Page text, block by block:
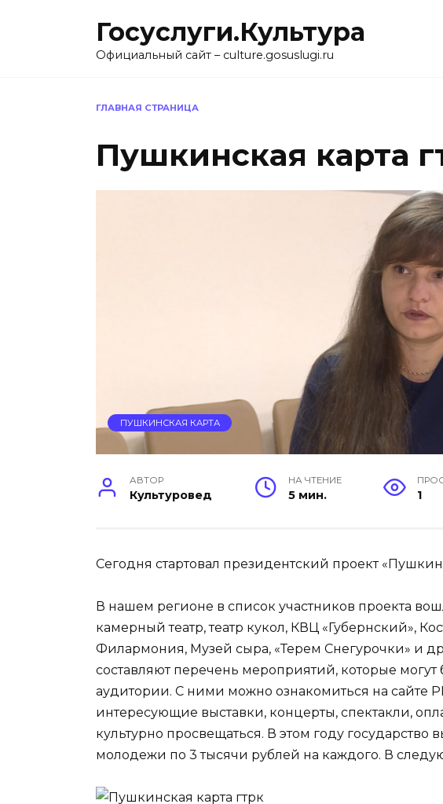
Госуслуги.Культура
Официальный сайт – culture.gosuslugi.ru
ГЛАВНАЯ СТРАНИЦА
Пушкинская карта
ПУШКИНСКАЯ КАРТА
АВТОР
Культуровед
НА ЧТЕНИЕ
5 мин. 1
Сегодня стартовал президентский проект
В нашем регионе в список участников проекта
камерный театр, театр кукол, КВЦ «Губернский»,
Филармония, Музей сыра, «Терем Снегурочки» и
составляют перечень мероприятий, которые
аудитории. С ними можно ознакомиться на сайте
интересующие выставки, концерты, спектакли,
культурно просвещаться. В этом году
молодежи по 3 тысячи рублей на каждого. В